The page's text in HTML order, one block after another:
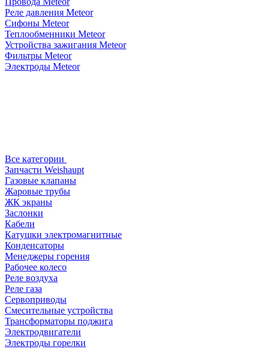
Реле давления Meteor
Сифоны Meteor
Теплообменники Meteor
Устройства зажигания Meteor
Фильтры Meteor
Электроды Meteor
Все категории
Запчасти Weishaupt
Газовые клапаны
Жаровые трубы
ЖК экраны
Заслонки
Кабели
Катушки электромагнитные
Конденсаторы
Менеджеры горения
Рабочее колесо
Реле воздухa
Реле газа
Сервоприводы
Смесительные устройства
Трансформаторы поджига
Электродвигатели
Электроды горелки